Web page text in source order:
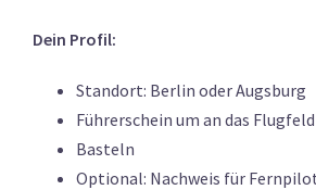
Dein Profil:
Standort: Berlin oder Augsburg
Führerschein um an das
Basteln
Optional: Nachweis für